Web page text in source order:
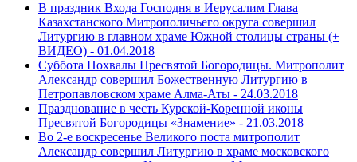
В праздник Входа Господня в Иерусалим Глава
Казахстанского Митрополичьего округа совершил
Литургию в главном храме Южной столицы страны (+
ВИДЕО) - 01.04.2018
Суббота Похвалы Пресвятой Богородицы. Митрополит
Александр совершил Божественную Литургию в
Петропавловском храме Алма-Аты - 24.03.2018
Празднование в честь Курской-Коренной иконы
Пресвятой Богородицы «Знамение» - 21.03.2018
Во 2-е воскресенье Великого поста митрополит
Александр совершил Литургию в храме московского